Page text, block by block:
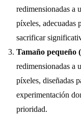
redimensionadas a
píxeles, adecuadas
sacrificar
Tamaño pequeño (
redimensionadas a
píxeles, diseñadas
experimentación
prioridad.